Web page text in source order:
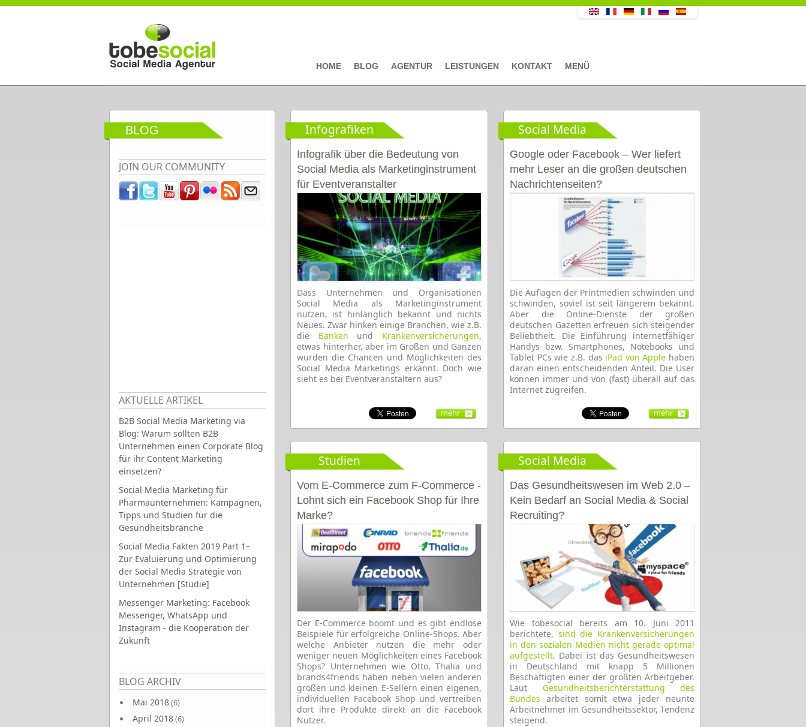
Direkt zum Inhalt
HOME BLOG AGENTUR LEISTUNGEN KONTAKT MENÜ
BLOG
JOIN OUR COMMUNITY
AKTUELLE ARTIKEL
B2B Social Media Marketing via
Blog: Warum sollten B2B
Unternehmen einen Corporate Blog
für ihr Content Marketing
einsetzen?
Social Media Marketing für
Pharmaunternehmen: Kampagnen,
Tipps und Studien für die
Gesundheitsbranche
Social Media Fakten 2019 Part 1–
Zur Evaluierung und Optimierung
der Social Media Strategie von
Unternehmen [Studie]
Messenger Marketing: Facebook
Messenger, WhatsApp und
Instagram - die Kooperation der
Zukunft
BLOG ARCHIV
Mai 2018(6)
April 2018(6)
Seiten
Infografiken
Infografik über die Bedeutung von
Social Media als Marketinginstrument
für Eventveranstalter
Dass Unternehmen und Organisationen
Social Media als Marketinginstrument
nutzen, ist hinlänglich bekannt und nichts
Neues. Zwar hinken einige Branchen, wie z.B.
die Banken und Krankenversicherungen,
etwas hinterher, aber im Großen und Ganzen
wurden die Chancen und Möglichkeiten des
Social Media Marketings erkannt. Doch wie
sieht es bei Eventveranstaltern aus?
mehr
Social Media
Google oder Facebook – Wer liefert
mehr Leser an die großen deutschen
Nachrichtenseiten?
Die Auflagen der Printmedien schwinden und
schwinden, soviel ist seit längerem bekannt.
Aber die Online-Dienste der großen
deutschen Gazetten erfreuen sich steigender
Beliebtheit. Die Einführung internetfähiger
Handys bzw. Smartphones, Notebooks und
Tablet PCs wie z.B. das iPad von Apple haben
daran einen entscheidenden Anteil. Die User
können immer und von (fast) überall auf das
Internet zugreifen.
mehr
Studien
Vom E-Commerce zum F-Commerce -
Lohnt sich ein Facebook Shop für Ihre
Marke?
Der E-Commerce boomt und es gibt endlose
Beispiele für erfolgreiche Online-Shops. Aber
welche Anbieter nutzen die mehr oder
weniger neuen Möglichkeiten eines Facebook
Shops? Unternehmen wie Otto, Thalia und
brands4friends haben neben vielen anderen
großen und kleinen E-Sellern einen eigenen,
individuellen Facebook Shop und vertreiben
dort ihre Produkte direkt an die Facebook
Nutzer.
Social Media
Das Gesundheitswesen im Web 2.0 –
Kein Bedarf an Social Media & Social
Recruiting?
Wie tobesocial bereits am 10. Juni 2011
berichtete, sind die Krankenversicherungen
in den sozialen Medien nicht gerade optimal
aufgestellt. Dabei ist das Gesundheitswesen
in Deutschland mit knapp 5 Millionen
Beschäftigten einer der größten Arbeitgeber.
Laut Gesundheitsberichterstattung des
Bundes arbeitet somit etwa jeder neunte
Arbeitnehmer im Gesundheitssektor, Tendenz
steigend.
Seiten